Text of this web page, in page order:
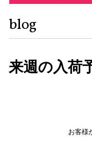
blog
来週の入荷
お客様